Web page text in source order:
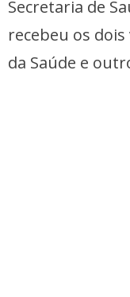
Secretaria de
recebeu os
da Saúde e